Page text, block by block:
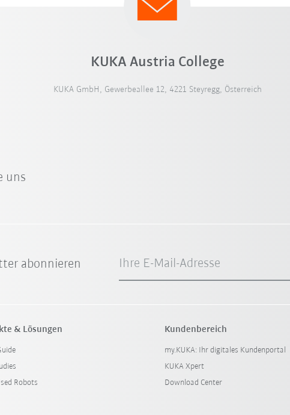
KUKA Austria College
KUKA GmbH, Gewerbeallee 12, 4221 Steyregg, Österreich
uns
abonnieren Ihre E-Mail-Adresse
& Lösungen
Robots
Kundenbereich
my.KUKA: Ihr digitales Kundenportal
KUKA Xpert
Download Center